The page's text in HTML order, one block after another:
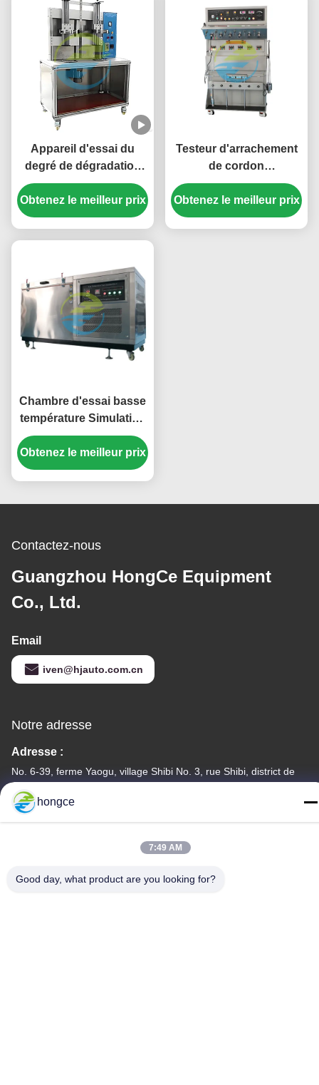
Appareil d'essai du
degré de dégradation
des câbles électriques
pour l'évaluation de
l'intégrité des
Obtenez le meilleur prix
Testeur d'arrachement
de cordon
d'alimentation pour la
résistance à la traction,
la flexibilité et la
Obtenez le meilleur prix
Chambre d'essai basse
température Simulation
précise - environnement
de -70℃ à 150℃
Équipement
câbles
Obtenez le meilleur prix
Contactez-nous
Guangzhou HongCe Equipment
Co., Ltd.
Email
iven@hjauto.com.cn
Notre adresse
Adresse :
No. 6-39, ferme Yaogu, village Shibi No. 3, rue Shibi, district de
Téléphone :
hongce
7:49 AM
Good day, what product are you looking for?